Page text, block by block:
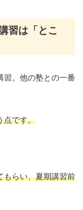
習は「とこ
習。他の塾との一番
点です。
もらい、夏期講習前